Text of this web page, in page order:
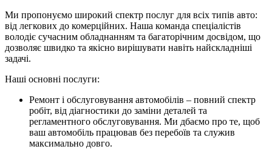
Ми пропонуємо широкий спектр послуг для всіх типів авто:
від легкових до комерційних. Наша команда спеціалістів
володіє сучасним обладнанням та багаторічним досвідом, що
дозволяє швидко та якісно вирішувати навіть найскладніші
задачі.
Наші основні послуги:
Ремонт і обслуговування автомобілів – повний спектр
робіт, від діагностики до заміни деталей та
регламентного обслуговування. Ми дбаємо про те, щоб
ваш автомобіль працював без перебоїв та служив
максимально довго.